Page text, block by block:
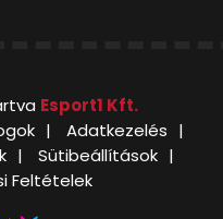
Esport1 Kft.
Adatkezelés
Sütibeállítások
Feltételek